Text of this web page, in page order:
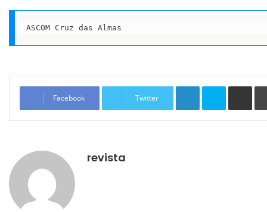
ASCOM Cruz das Almas
Facebook Twitter
Linkedin Skype
revista